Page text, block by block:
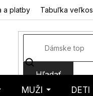
a platby Tabuľka veľkostí
Hľadať
MUŽI DETI